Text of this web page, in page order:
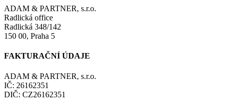
ADAM & PARTNER, s.r.o.
Radlická office
Radlická 348/142
150 00, Praha 5
FAKTURAČNÍ ÚDAJE
ADAM & PARTNER, s.r.o.
IČ: 26162351
DIČ: CZ26162351